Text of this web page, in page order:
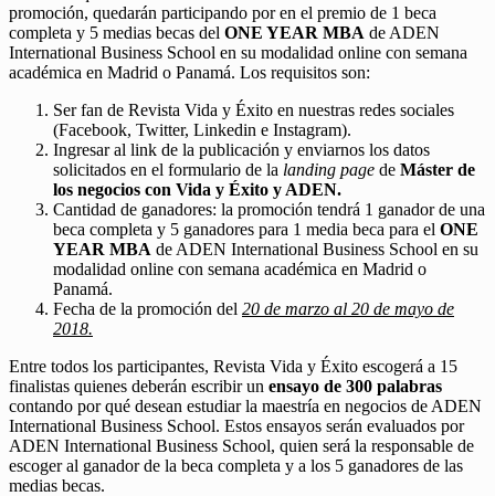
promoción, quedarán participando por en el premio de 1 beca
completa y 5 medias becas del ONE YEAR MBA de ADEN
International Business School en su modalidad online con semana
académica en Madrid o Panamá. Los requisitos son:
Ser fan de Revista Vida y Éxito en nuestras redes sociales
(Facebook, Twitter, Linkedin e Instagram).
Ingresar al link de la publicación y enviarnos los datos
solicitados en el formulario de la landing page de Máster de
los negocios con Vida y Éxito y ADEN.
Cantidad de ganadores: la promoción tendrá 1 ganador de una
beca completa y 5 ganadores para 1 media beca para el ONE
YEAR MBA de ADEN International Business School en su
modalidad online con semana académica en Madrid o
Panamá.
Fecha de la promoción del 20 de marzo al 20 de mayo de
2018.
Entre todos los participantes, Revista Vida y Éxito escogerá a 15
finalistas quienes deberán escribir un ensayo de 300 palabras
contando por qué desean estudiar la maestría en negocios de ADEN
International Business School. Estos ensayos serán evaluados por
ADEN International Business School, quien será la responsable de
escoger al ganador de la beca completa y a los 5 ganadores de las
medias becas.